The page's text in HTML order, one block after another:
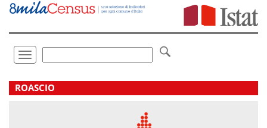
Vai
direttamente
Toggle
navigation
.
ROASCIO